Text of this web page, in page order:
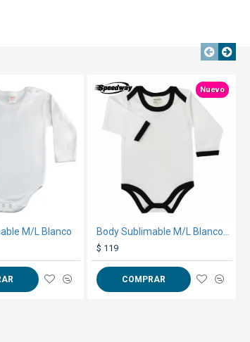
OUT
Top dama Spandex 150gr Verde
M/L Blanco
Nuevo
TEXTTRANSPARENTE
$ 119
COMPRAR